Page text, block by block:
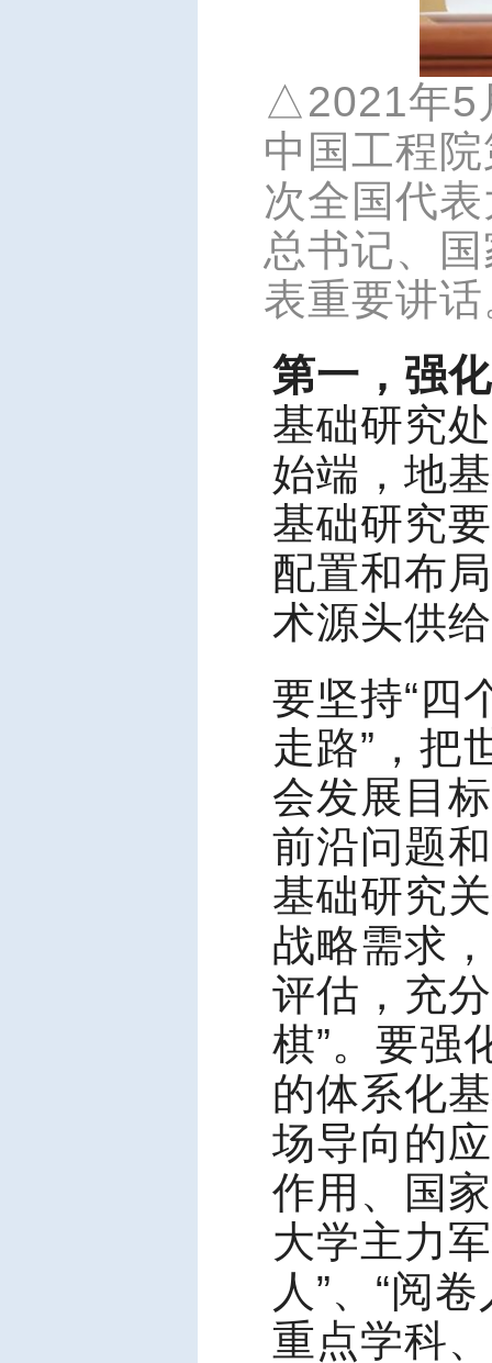
△2021年5
中国工程
次全国代
总书记、
表重要讲
第一，强
基础研究
始端，地
基础研究
配置和布
术源头供
要坚持“四
走路”，把
会发展目
前沿问题
基础研究
战略需求
评估，充
棋”。要强
的体系化
场导向的
作用、国
大学主力
人”、“阅
重点学科